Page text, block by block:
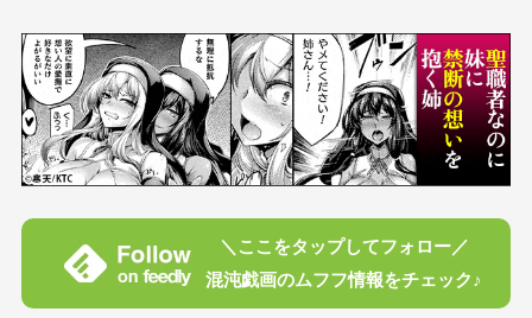
＼ここをタップしてフォロー／
混沌戯画のムフフ情報をチェック♪